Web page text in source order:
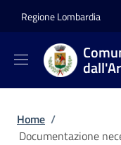
Regione Lombardia
Briciole di
Home /
Documentazione